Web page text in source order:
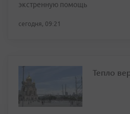
экстренную помощь
сегодня, 09:21
Тепло